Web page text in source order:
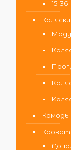
15-36
Коляски
Комоды